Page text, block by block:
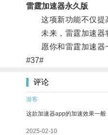
雷霆加速器永久版
这项新功能不仅提高
未来，雷霆加速器将
愿你和雷霆加速器一
#37#
评论
游客
这款加速器app的加速效果一般
2025-02-10